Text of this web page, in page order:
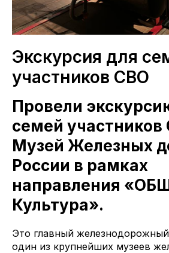
Экскурсия для
участников СВО
Провели
семей участников
Музей Железных
России в рамках
направления
Культура».
Это главный
один из крупнейших музеев